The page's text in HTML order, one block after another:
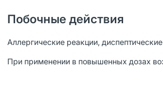
Побочные действия
Аллергические реакции,
При применении в повышенных дозах